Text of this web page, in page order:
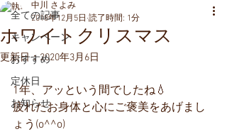
全ての記事
キャンペーン
おすすめ
定休日
お知らせ
ホワイトクリスマス
中川 さよみ
2018年12月5日 読了時間: 1分
更新日：2020年3月6日
1年、アッという間でしたね💧
疲れたお身体と心にご褒美をあげまし
ょう(o^^o)